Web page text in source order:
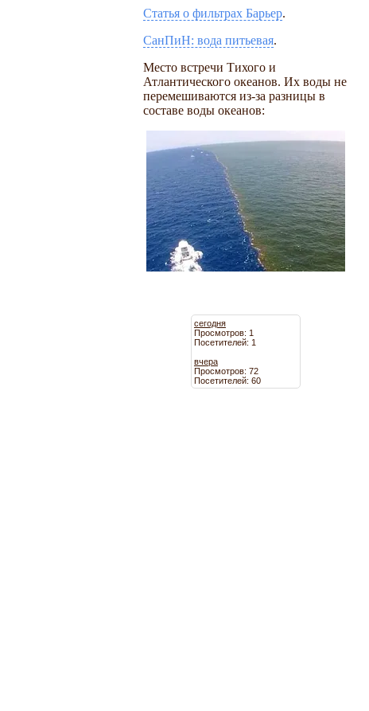
Статья о фильтрах Барьер.
СанПиН: вода питьевая.
Место встречи Тихого и
Атлантического океанов. Их воды не
перемешиваются из-за разницы в
составе воды океанов:
сегодня
Просмотров: 1
Посетителей: 1
вчера
Просмотров: 72
Посетителей: 60